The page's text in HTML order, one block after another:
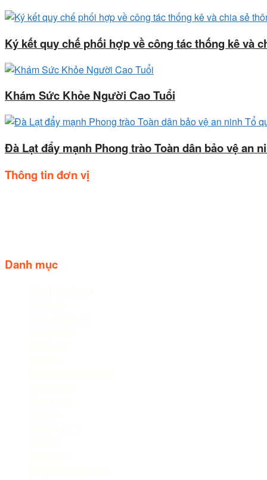
Ký kết quy chế phối hợp về công tác thống kê và
Khám Sức Khỏe Người Cao Tuổi
Đà Lạt đẩy mạnh Phong trào Toàn dân bảo vệ an
Thông tin đơn vị
Danh mục